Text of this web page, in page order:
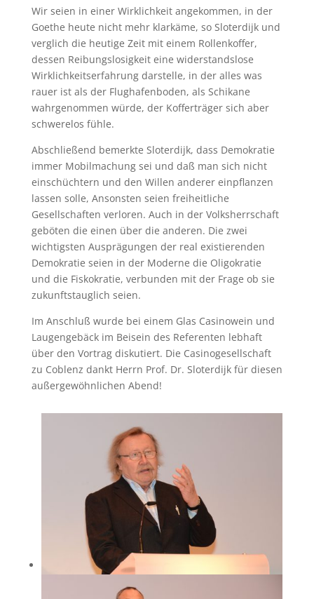
Wir seien in einer Wirklichkeit angekommen, in der
Goethe heute nicht mehr klarkäme, so Sloterdijk und
verglich die heutige Zeit mit einem Rollenkoffer,
dessen Reibungslosigkeit eine widerstandslose
Wirklichkeitserfahrung darstelle, in der alles was
rauer ist als der Flughafenboden, als Schikane
wahrgenommen würde, der Kofferträger sich aber
schwerelos fühle.
Abschließend bemerkte Sloterdijk, dass Demokratie
immer Mobilmachung sei und daß man sich nicht
einschüchtern und den Willen anderer einpflanzen
lassen solle, Ansonsten seien freiheitliche
Gesellschaften verloren. Auch in der Volksherrschaft
geböten die einen über die anderen. Die zwei
wichtigsten Ausprägungen der real existierenden
Demokratie seien in der Moderne die Oligokratie
und die Fiskokratie, verbunden mit der Frage ob sie
zukunftstauglich seien.
Im Anschluß wurde bei einem Glas Casinowein und
Laugengebäck im Beisein des Referenten lebhaft
über den Vortrag diskutiert. Die Casinogesellschaft
zu Coblenz dankt Herrn Prof. Dr. Sloterdijk für diesen
außergewöhnlichen Abend!